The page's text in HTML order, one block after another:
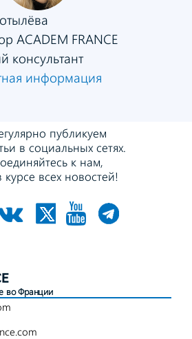
ACADEM FRANCE
консультант
информация
публикуем
в социальных сетях.
к нам,
курсе всех новостей!
во Франции